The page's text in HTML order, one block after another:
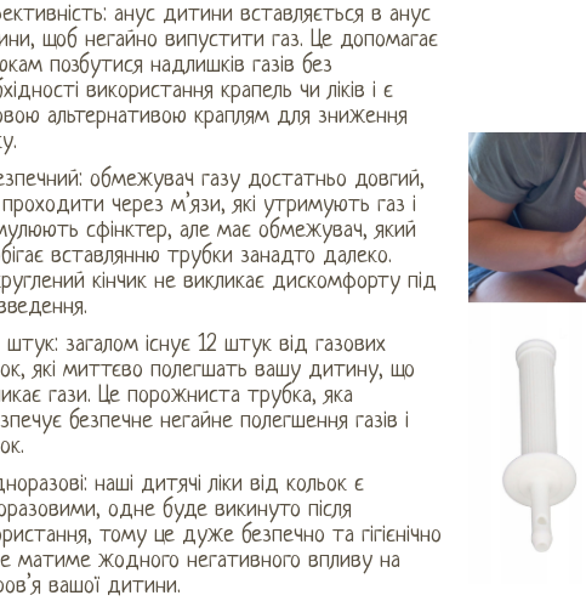
анус дитини вставляється в анус
щоб негайно випустити газ. Це допомагає
позбутися надлишків газів без
використання крапель чи ліків і є
альтернативою краплям для зниження
обмежувач газу достатньо довгий,
через м’язи, які утримують газ і
сфінктер, але має обмежувач, який
вставлянню трубки занадто далеко.
кінчик не викликає дискомфорту під
штук: загалом існує 12 штук від газових
які миттєво полегшать вашу дитину, що
гази. Це порожниста трубка, яка
безпечне негайне полегшення газів і
наші дитячі ліки від кольок є
одне буде викинуто після
тому це дуже безпечно та гігієнічно
матиме жодного негативного впливу на
вашої дитини.